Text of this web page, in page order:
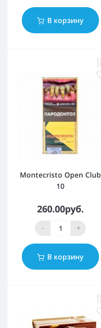
В корзину
Montecristo Open Club
10
260.00руб.
- +
В корзину